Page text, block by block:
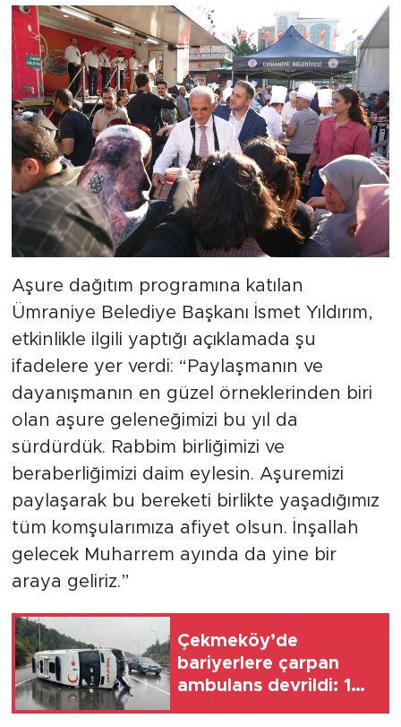
Aşure dağıtım programına katılan
Ümraniye Belediye Başkanı İsmet Yıldırım,
etkinlikle ilgili yaptığı açıklamada şu
ifadelere yer verdi: “Paylaşmanın ve
dayanışmanın en güzel örneklerinden biri
olan aşure geleneğimizi bu yıl da
sürdürdük. Rabbim birliğimizi ve
beraberliğimizi daim eylesin. Aşuremizi
paylaşarak bu bereketi birlikte yaşadığımız
tüm komşularımıza afiyet olsun. İnşallah
gelecek Muharrem ayında da yine bir
araya geliriz.”
Çekmeköy’de
bariyerlere çarpan
ambulans devrildi: 1